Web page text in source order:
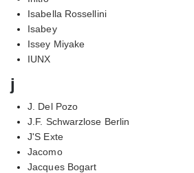
Isabella Rossellini
Isabey
Issey Miyake
IUNX
j
J. Del Pozo
J.F. Schwarzlose Berlin
J'S Exte
Jacomo
Jacques Bogart